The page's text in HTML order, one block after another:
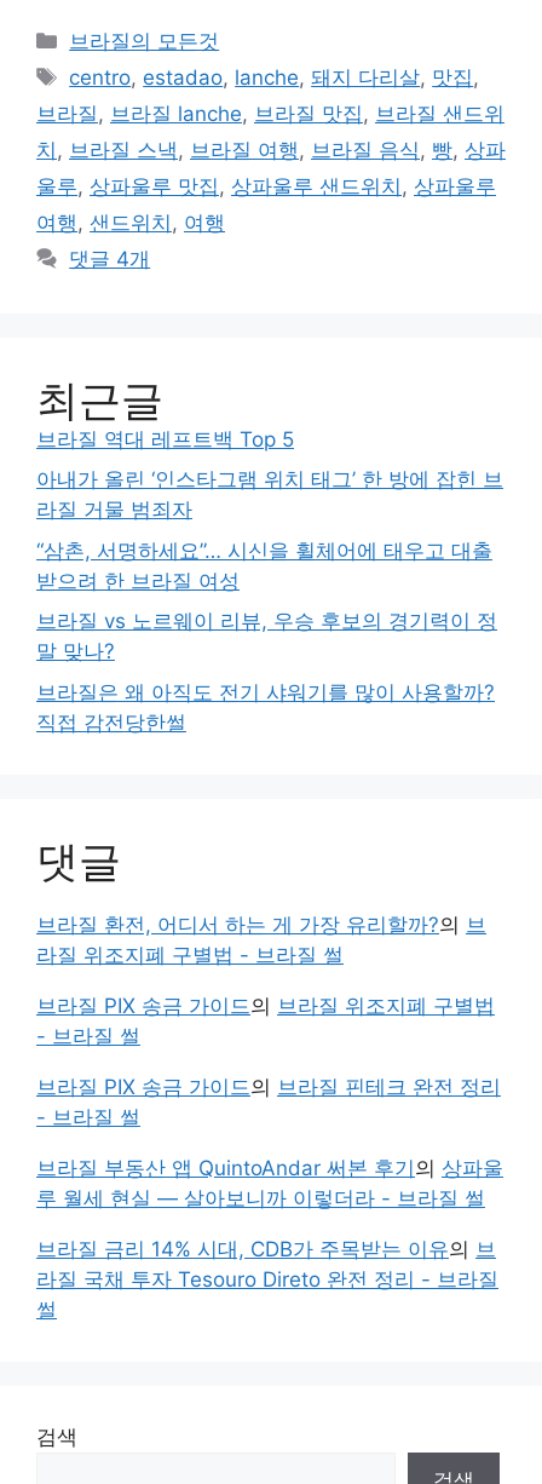
카
리
브라질의 모든것
태
그
centro, estadao, lanche,돼지 다리살, 맛집 ,
브라질 , 브라질 lanche, 브라질 맛집 , 브라질 샌드위
치 , 브라질 스낵 , 브라질 여행 , 브라질 음식 , 빵, 상파
울루, 상파울루 맛집 , 상파울루 샌드위치 , 상파울루
여행 , 샌드위치 , 여행
댓글 4개
최근글
브라질 역대 레프트백 Top 5
아내가 올린 ‘인스타그램 위치 태그’ 한 방에 잡힌 브
라질 거물 범죄자
“삼촌, 서명하세요”… 시신을 휠체어에 태우고 대출
받으려 한 브라질 여성
브라질 vs 노르웨이 리뷰, 우승 후보의 경기력이 정
말 맞나?
브라질은 왜 아직도 전기 샤워기를 많이 사용할까?
직접 감전당한썰
댓글
브라질 환전, 어디서 하는 게 가장 유리할까?의 브
라질 위조지폐 구별법 - 브라질 썰
브라질 PIX 송금 가이드의 브라질 위조지폐 구별법
- 브라질 썰
브라질 PIX 송금 가이드의 브라질 핀테크 완전 정리
- 브라질 썰
브라질 부동산 앱 QuintoAndar 써본 후기의 상파울
루 월세 현실 — 살아보니까 이렇더라 - 브라질 썰
브라질 금리 14% 시대, CDB가 주목받는 이유의 브
라질 국채 투자 Tesouro Direto 완전 정리 - 브라질
썰
검색